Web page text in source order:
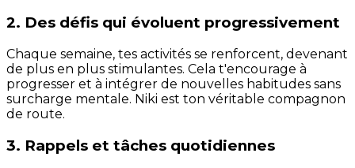
2. Des défis qui évoluent progressivement
Chaque semaine, tes activités se renforcent, devenant
de plus en plus stimulantes. Cela t'encourage à
progresser et à intégrer de nouvelles habitudes sans
surcharge mentale. Niki est ton véritable compagnon
de route.
3. Rappels et tâches quotidiennes